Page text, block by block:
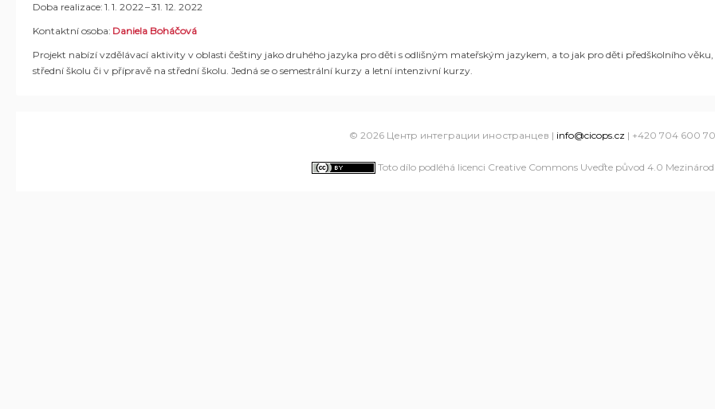
Doba realizace: 1. 1. 2022 – 31. 12. 2022
Kontaktní osoba: Daniela Boháčová
Projekt nabízí vzdělávací aktivity v oblasti češtiny jako druhého jazyka pro děti s odlišným mateřským jazykem, a to jak pro děti předškolního
střední školu či v přípravě na střední školu. Jedná se o semestrální kurzy a letní intenzivní kurzy.
© 2026 Центр интеграции иностранцев | info@cicops.cz | +420 704 600
Toto dílo podléhá licenci Creative Commons Uveďte původ 4.0